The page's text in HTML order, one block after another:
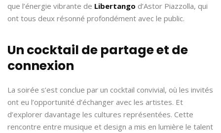
que l’énergie vibrante de Libertango d’Astor Piazzolla, qui
ont tous deux résonné profondément avec le public.
Un cocktail de partage et de
connexion
La soirée s’est conclue par un cocktail convivial, où les invités
ont eu l’opportunité d’échanger avec les artistes. Et
d’explorer davantage les cultures représentées. Cette
rencontre entre musique et design a mis en lumière le talent